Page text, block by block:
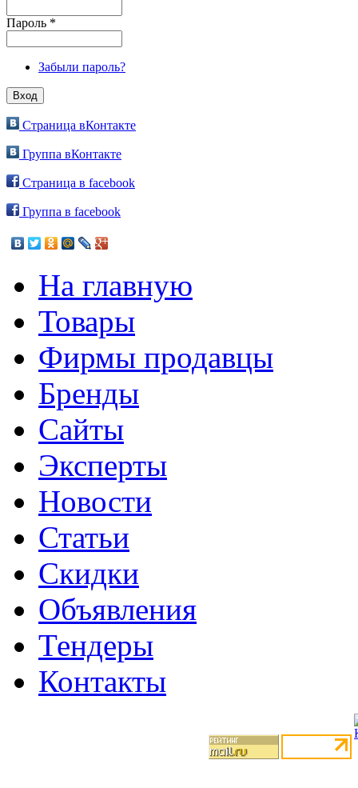
Пароль *
Забыли пароль?
Страница вКонтакте
Группа вКонтакте
Страница в facebook
Группа в facebook
На главную
Товары
Фирмы продавцы
Бренды
Сайты
Эксперты
Новости
Статьи
Скидки
Объявления
Тендеры
Контакты